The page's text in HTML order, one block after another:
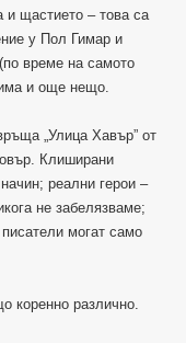
и щастието – това са
у Пол Гимар и
време на самото
и още нещо.
„Улица Хавър” от
Клиширани
реални герои –
не забелязваме;
могат само
коренно различно.